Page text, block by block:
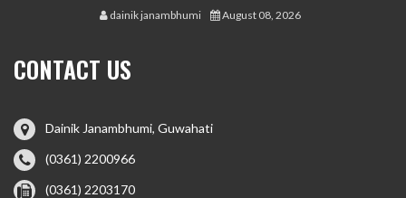
dainik janambhumi August 08, 2026
CONTACT US
Dainik Janambhumi, Guwahati
(0361) 2200966
(0361) 2203170